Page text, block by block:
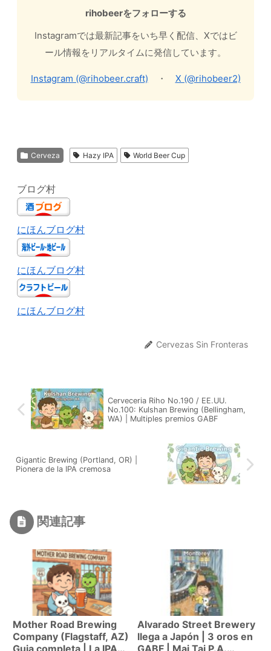
rihobeerをフォローする
Instagramでは最新記事をいち早く配信、Xではビ
ール情報をリアルタイムに発信しています。
Instagram (@rihobeer.craft) ・ X (@rihobeer2)
Cerveza Hazy IPA World Beer Cup
ブログ村
にほんブログ村
にほんブログ村
にほんブログ村
Cervezas Sin Fronteras
Cerveceria Riho No.190 / EE.UU.
No.100: Kulshan Brewing (Bellingham,
WA) | Multiples premios GABF
Gigantic Brewing (Portland, OR) |
Pionera de la IPA cremosa
関連記事
Mother Road Brewing
Company (Flagstaff, AZ)
Alvarado Street Brewery
llega a Japón | 3 oros en